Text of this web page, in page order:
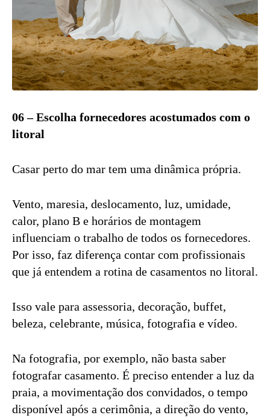
06 – Escolha fornecedores acostumados com o
litoral
Casar perto do mar tem uma dinâmica própria.
Vento, maresia, deslocamento, luz, umidade,
calor, plano B e horários de montagem
influenciam o trabalho de todos os fornecedores.
Por isso, faz diferença contar com profissionais
que já entendem a rotina de casamentos no litoral.
Isso vale para assessoria, decoração, buffet,
beleza, celebrante, música, fotografia e vídeo.
Na fotografia, por exemplo, não basta saber
fotografar casamento. É preciso entender a luz da
praia, a movimentação dos convidados, o tempo
disponível após a cerimônia, a direção do vento,